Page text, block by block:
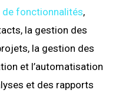
de fonctionnalités,
la gestion des
la gestion des
et l’automatisation
et des rapports